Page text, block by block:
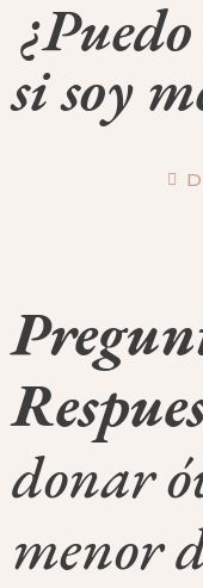
si soy
donar
menor